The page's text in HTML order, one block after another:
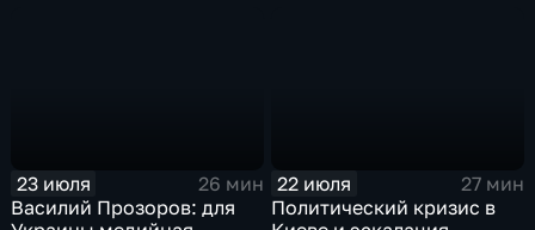
23 июля
26 мин
Василий Прозоров: для
22 июля
27 мин
Политический кризис в